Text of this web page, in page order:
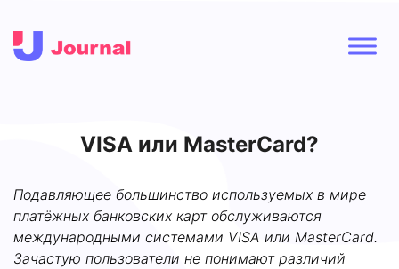
VISA или MasterCard?
Подавляющее большинство используемых в мире
платёжных банковских карт обслуживаются
международными системами VISA или MasterCard.
Зачастую пользователи не понимают различий